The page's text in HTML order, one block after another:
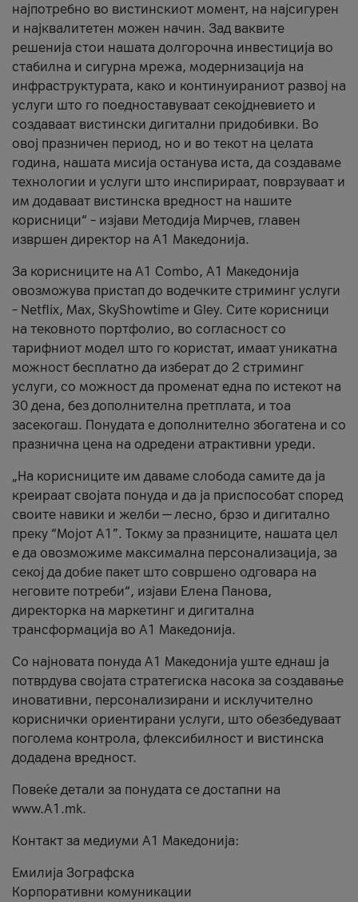
најпотребно во вистинскиот момент, на најсигурен
и најквалитетен можен начин. Зад ваквите
решенија стои нашата долгорочна инвестиција во
стабилна и сигурна мрежа, модернизација на
инфраструктурата, како и континуираниот развој на
услуги што го поедноставуваат секојдневието и
создаваат вистински дигитални придобивки. Во
овој празничен период, но и во текот на целата
година, нашата мисија останува иста, да создаваме
технологии и услуги што инспирираат, поврзуваат и
им додаваат вистинска вредност на нашите
корисници“ – изјави Методија Мирчев, главен
извршен директор на А1 Македонија.
За корисниците на A1 Combo, А1 Македонија
овозможува пристап до водечките стриминг услуги
– Netflix, Max, SkyShowtime и Gley. Сите корисници
на тековното портфолио, во согласност со
тарифниот модел што го користат, имаат уникатна
можност бесплатно да изберат до 2 стриминг
услуги, со можност да променат една по истекот на
30 дена, без дополнителна претплата, и тоа
засекогаш. Понудата е дополнително збогатена и со
празнична цена на одредени атрактивни уреди.
„На корисниците им даваме слобода самите да ја
креираат својата понуда и да ја приспособат според
своите навики и желби — лесно, брзо и дигитално
преку “Мојот А1”. Токму за празниците, нашата цел
е да овозможиме максимална персонализација, за
секој да добие пакет што совршено одговара на
неговите потреби“, изјави Елена Панова,
директорка на маркетинг и дигитална
трансформација во А1 Македонија.
Со најновата понуда А1 Македонија уште еднаш ја
потврдува својата стратегиска насока за создавање
иновативни, персонализирани и исклучително
кориснички ориентирани услуги, што обезбедуваат
поголема контрола, флексибилност и вистинска
додадена вредност.
Повеќе детали за понудата се достапни на
www.А1.mk.
Контакт за медиуми А1 Македонија:
Емилија Зографска
Корпоративни комуникации